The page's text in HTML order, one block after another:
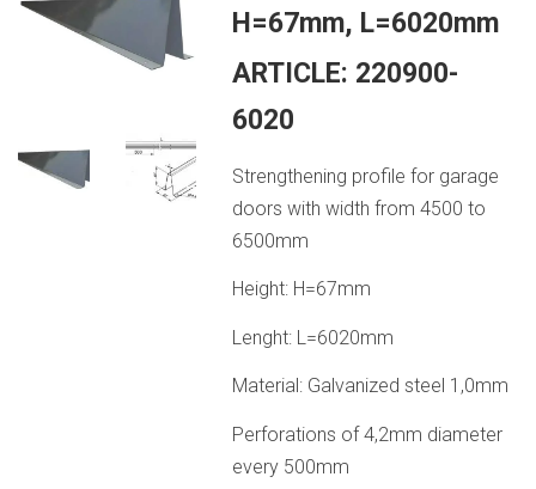
H=67mm, L=6020mm
ARTICLE: 220900-
6020
Strengthening profile for garage
doors with width from 4500 to
6500mm
Height: H=67mm
Lenght: L=6020mm
Material: Galvanized steel 1,0mm
Perforations of 4,2mm diameter
every 500mm